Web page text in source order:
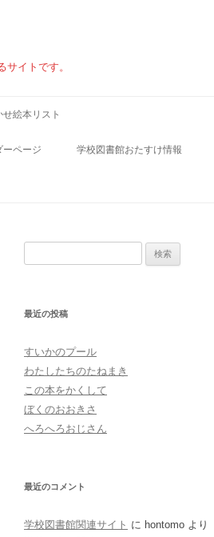
イトです。
絵本リスト
・おばあちゃん
ーページ 学校図書館おたすけ情報
最近の投稿
すいかのプール
わたしたちのたねまき
この本をかくして
ぼくのおおきさ
へろへろおじさん
最近のコメント
学校図書館関連サイト に hontomo より